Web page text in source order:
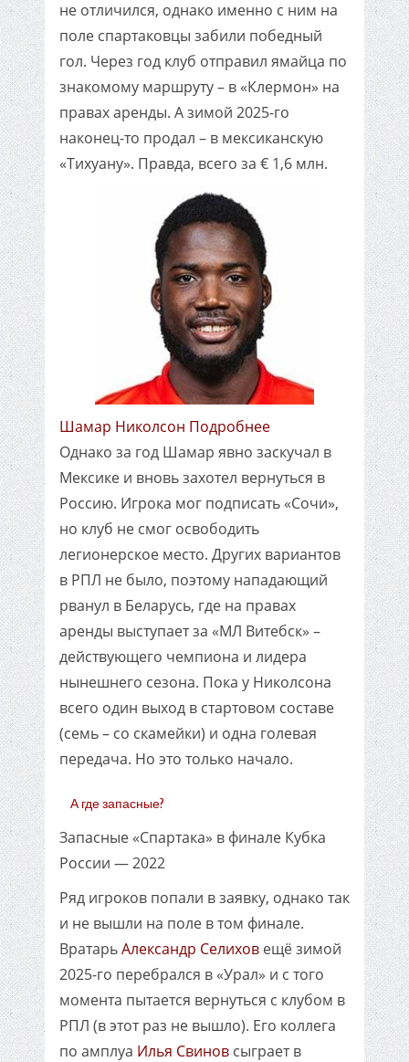
не отличился, однако именно с ним на
поле спартаковцы забили победный
гол. Через год клуб отправил ямайца по
знакомому маршруту – в «Клермон» на
правах аренды. А зимой 2025-го
наконец-то продал – в мексиканскую
«Тихуану». Правда, всего за € 1,6 млн.
Шамар Николсон Подробнее
Однако за год Шамар явно заскучал в
Мексике и вновь захотел вернуться в
Россию. Игрока мог подписать «Сочи»,
но клуб не смог освободить
легионерское место. Других вариантов
в РПЛ не было, поэтому нападающий
рванул в Беларусь, где на правах
аренды выступает за «МЛ Витебск» –
действующего чемпиона и лидера
нынешнего сезона. Пока у Николсона
всего один выход в стартовом составе
(семь – со скамейки) и одна голевая
передача. Но это только начало.
А где запасные?
Запасные «Спартака» в финале Кубка
России — 2022
Ряд игроков попали в заявку, однако так
и не вышли на поле в том финале.
ВратарьАлександр Селихов ещё зимой
2025-го перебрался в «Урал» и с того
момента пытается вернуться с клубом в
РПЛ (в этот раз не вышло). Его коллега
по амплуа Илья Свинов сыграет в